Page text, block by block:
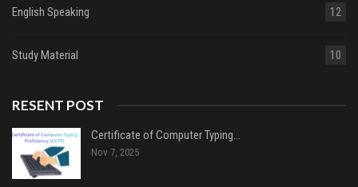
English Speaking 12
Study Material 10
RESENT POST
Certificate of Computer Typing…
Nov 7, 2025